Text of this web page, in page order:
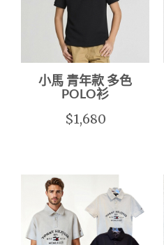
小馬 青年款 多色
POLO衫
$1,680